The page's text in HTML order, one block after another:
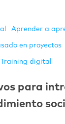
Aprender a
en proyectos
Training digital
para